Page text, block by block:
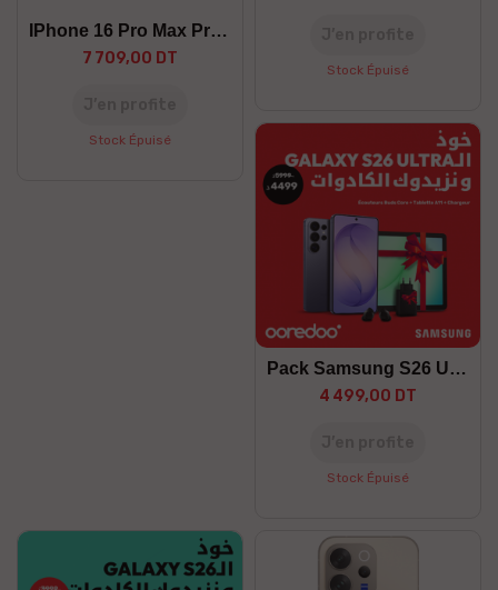
IPhone 16 Pro Max Preorder
7 709,00 DT
Stock Épuisé
Stock Épuisé
Pack Samsung S26 Ultra
4 499,00 DT
Stock Épuisé